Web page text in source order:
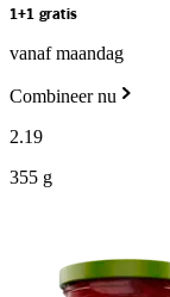
1+1 gratis
vanaf maandag
Combineer nu
2.19
355 g